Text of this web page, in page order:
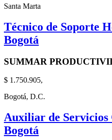
Santa Marta
Técnico de Soporte
Bogotá
SUMMAR
$ 1.750.905,
Bogotá, D.C.
Auxiliar de Servicios
Bogotá